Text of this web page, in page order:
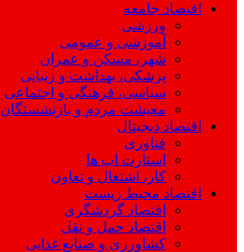
اقتصاد جامعه
ورزشی
آموزشی و عمومی
شهر، مسکن و عمران
پزشکی، بهداشت و زیبایی
سیاسی، فرهنگی و اجتماعی
معیشت مردم و بازنشستگان
اقتصاد دیجیتال
فناوری
استارت اپ ها
کار، اشتغال و تعاون
اقتصاد محیط زیست
اقتصاد گردشگری
اقتصاد حمل و نقل
کشاورزی و صنایع غذایی